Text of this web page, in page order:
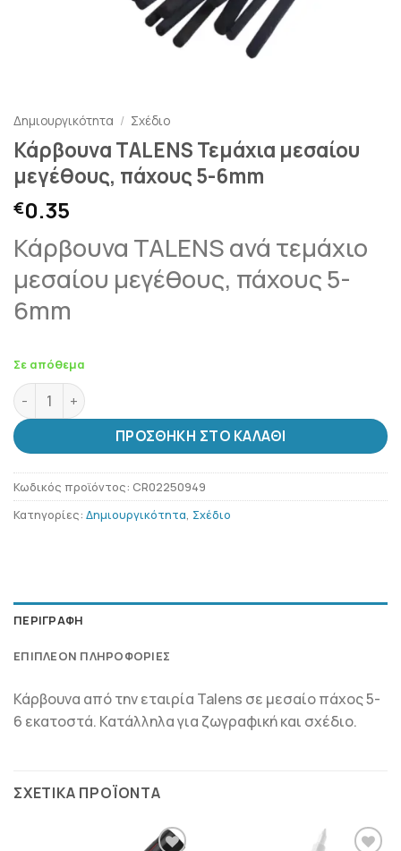
Δημιουργικότητα / Σχέδιο
Κάρβουνα TALENS Τεμάχια μεσαίου
μεγέθους, πάχους 5-6mm
€0.35
Κάρβουνα TALENS ανά τεμάχιο
μεσαίου μεγέθους, πάχους 5-
6mm
Σε απόθεμα
Κάρβουνα TALENS Τεμάχια μεσαίου μεγέθους, πάχους 5-
ΠΡΟΣΘΉΚΗ ΣΤΟ ΚΑΛΆΘΙ
Κωδικός προϊόντος: CR02250949
Κατηγορίες: Δημιουργικότητα, Σχέδιο
ΠΕΡΙΓΡΑΦΉ
ΕΠΙΠΛΈΟΝ ΠΛΗΡΟΦΟΡΊΕΣ
Κάρβουνα από την εταιρία Talens σε μεσαίο πάχος 5-
6 εκατοστά. Κατάλληλα για ζωγραφική και σχέδιο.
ΣΧΕΤΙΚΆ ΠΡΟΪΌΝΤΑ